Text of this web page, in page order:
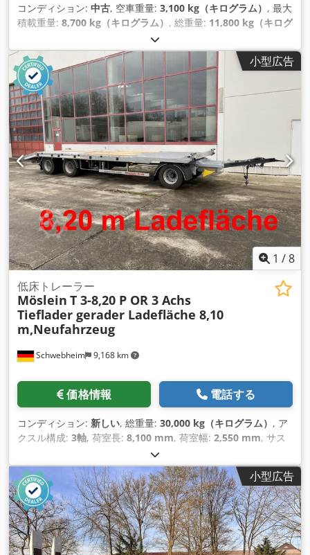
コンディション: 中古, 空車重量: 3,100 kg（キログラム） , 最大
積載重量: 8,700 kg（キログラム） , 総重量: 11,800 kg（キログ
, 初回登録:
（TÜV）:04/2027, 荷室長:6,200 mm, 荷室幅:2,480 mm, サ
スペンション:鋼, タイヤサイズ: 235/75R17,5 141J, ホイール
ベース:990 mm, 色: その他, 変速方式:
サイズ:235/75R17,5 141J, 後輪タイヤサイズ:
235/75R17,5
141J, 運転席: その他, 排出クラス:なし, 装備:ABS（アンチロッ
ク・ブレーキ・システム）, 圧縮空気ブレーキ ,
小型広告
1 /8
Schwebheim 9,168 km
低床トレーラー
Möslein T 3-8,20 P OR 3 Achs
Tieflader gerader Ladefläche 8,10
m,Neufahrzeug
価格情報 電話する
コンディション: 新しい, 総重量: 30,000 kg（キログラム） , ア
クスル構成: 3軸, 荷室長: 8,100 mm, 荷室幅: 2,550 mm, サス
, タイヤサイズ:
速方式:その他, フロントタイヤサイズ:235/75 R 17,5, 後輪タ
イヤサイズ:
235/75 R 17,5, 運転席:その他, 排出クラス:なし
燃料:バイオディーゼル, 装備:ABS（アンチロック・ブレー
キ・システム）, 圧縮空気ブレーキ,
小型広告